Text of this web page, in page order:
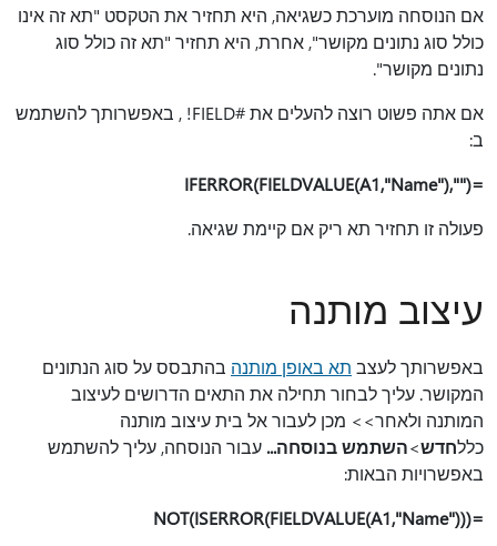
אם הנוסחה מוערכת כשגיאה, היא תחזיר את הטקסט "תא זה אינו
כולל סוג נתונים מקושר", אחרת, היא תחזיר "תא זה כולל סוג
נתונים מקושר".
אם אתה פשוט רוצה להעלים את #FIELD! , באפשרותך להשתמש
ב:
=IFERROR(FIELDVALUE(A1,"Name"),"")
פעולה זו תחזיר תא ריק אם קיימת שגיאה.
עיצוב מותנה
באפשרותך לעצב תא באופן מותנה בהתבסס על סוג הנתונים
המקושר. עליך לבחור תחילה את התאים הדרושים לעיצוב
המותנה ולאחר>> מכן לעבור אל בית עיצוב מותנה
כללחדש>השתמש בנוסחה... עבור הנוסחה, עליך להשתמש
באפשרויות הבאות:
=NOT(ISERROR(FIELDVALUE(A1,"Name")))